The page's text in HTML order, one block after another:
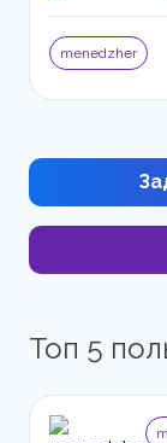
Топ 5
menedzher